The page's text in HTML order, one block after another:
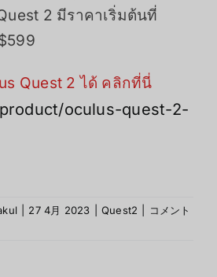
2 มีราคาเริ่มต้นที่
Quest 2 ได้ คลิกที่นี่
oculus-quest-2-
27 4月 2023 Quest2
รีวิว
コメント